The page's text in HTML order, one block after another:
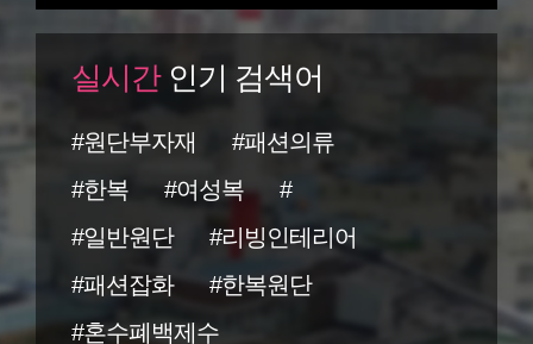
실시간인기 검색어
#원단부자재
#패션의류
#한복
#여성복
#
#일반원단
#리빙인테리어
#패션잡화
#한복원단
#혼수폐백제수